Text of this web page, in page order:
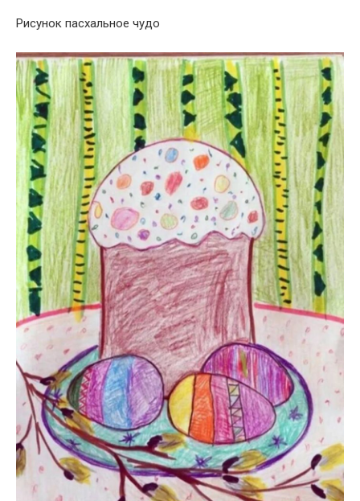
Рисунок пасхальное чудо